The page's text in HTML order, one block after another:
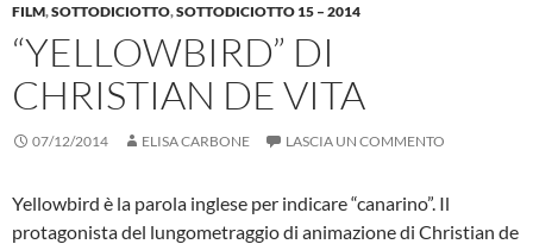
FILM,SOTTODICIOTTO,SOTTODICIOTTO 15 – 2014
“YELLOWBIRD” DI
CHRISTIAN DE VITA
07/12/2014 ELISA CARBONE LASCIA UN COMMENTO
Yellowbird è la parola inglese per indicare “canarino”. Il
protagonista del lungometraggio di animazione di Christian de